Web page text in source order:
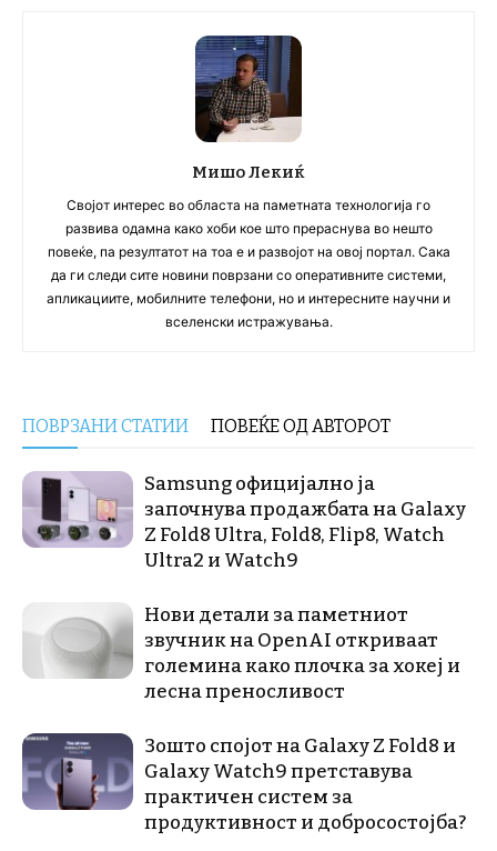
Мишо Лекиќ
Својот интерес во областа на паметната технологија го
развива одамна како хоби кое што прераснува во нешто
повеќе, па резултатот на тоа е и развојот на овој портал. Сака
да ги следи сите новини поврзани со оперативните системи,
апликациите, мобилните телефони, но и интересните научни и
вселенски истражувања.
ПОВРЗАНИ СТАТИИ ПОВЕЌЕ ОД АВТОРОТ
Samsung официјално ја
започнува продажбата на Galaxy
Z Fold8 Ultra, Fold8, Flip8, Watch
Ultra2 и Watch9
Нови детали за паметниот
звучник на OpenAI откриваат
големина како плочка за хокеј и
лесна преносливост
Зошто спојот на Galaxy Z Fold8 и
Galaxy Watch9 претставува
практичен систем за
продуктивност и добросостојба?